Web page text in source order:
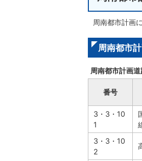
周南都市計画
周南都市
周南都市計画道
番号
3・3・10
1
3・3・10
2